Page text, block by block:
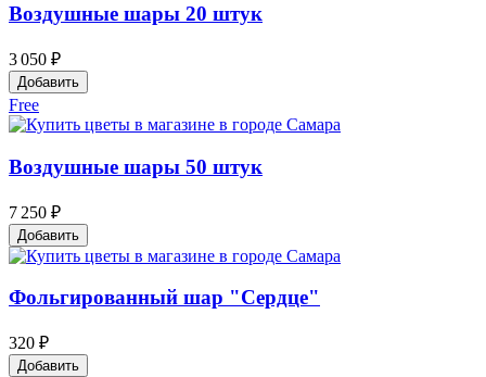
Воздушные шары 20 штук
3 050 ₽
Добавить
Free
Воздушные шары 50 штук
7 250 ₽
Добавить
Фольгированный шар "Сердце"
320 ₽
Добавить